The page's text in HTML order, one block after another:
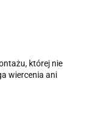
której nie
wiercenia ani